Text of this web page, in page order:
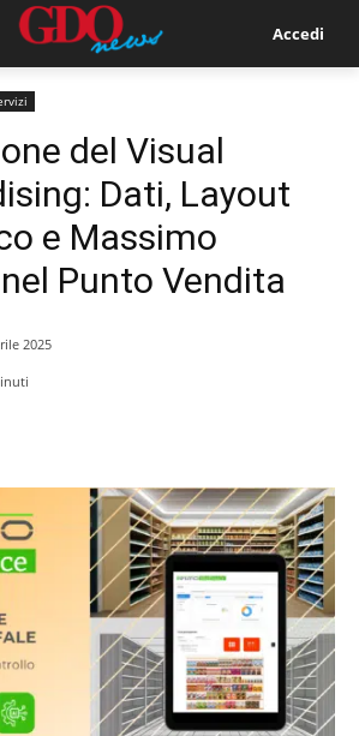
Accedi
del Visual
Dati, Layout
e Massimo
Punto Vendita
2025